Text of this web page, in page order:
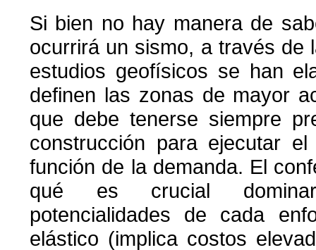
Si bien no hay manera de
ocurrirá un sismo, a través de
estudios geofísicos se han
definen las zonas de mayor
que debe tenerse siempre
construcción para ejecutar
función de la demanda. El
qué es crucial
potencialidades de cada
elástico (implica costos